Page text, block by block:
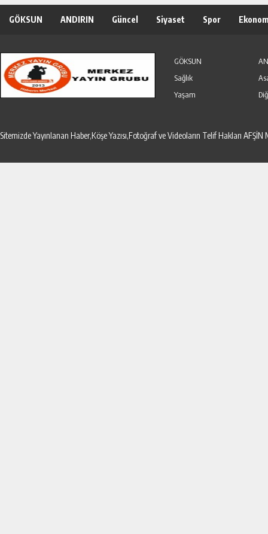
GÖKSUN ANDIRIN Güncel Siyaset Spor
GÖKSUN
Sağlık
Yaşam
Sitemizde Yayınlanan Haber,Köşe Yazısı,Fotoğraf ve Videoların Telif Hakları